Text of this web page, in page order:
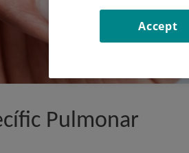
Pulmonar
Accept